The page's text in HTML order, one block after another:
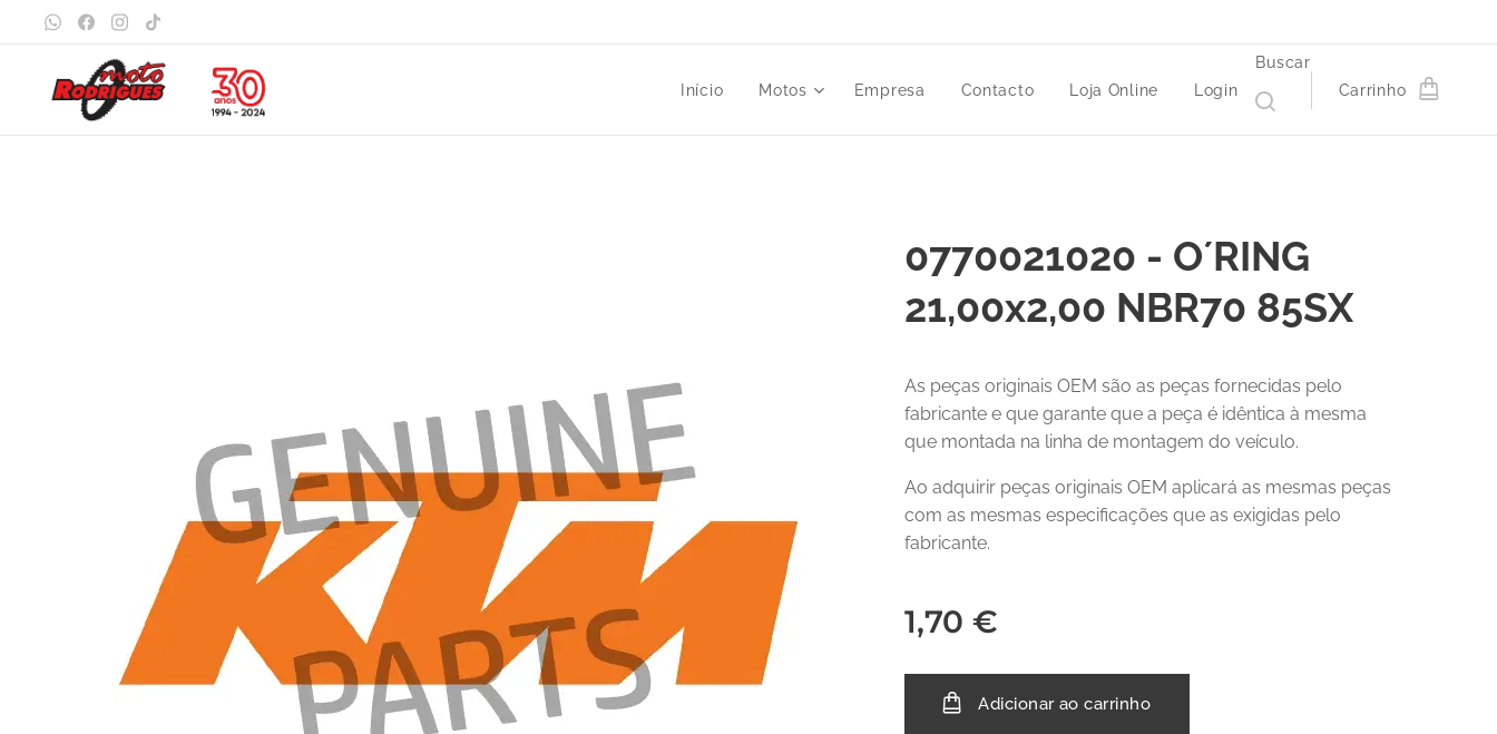
Início Motos Empresa Contacto Loja Online Login
Buscar
Carrinho
0770021020 - O´RING
21,00x2,00 NBR70 85SX
As peças originais OEM são as peças fornecidas pelo
fabricante e que garante que a peça é idêntica à mesma
que montada na linha de montagem do veículo.
Ao adquirir peças originais OEM aplicará as mesmas peças
com as mesmas especificações que as exigidas pelo
fabricante.
1,70 €
Adicionar ao carrinho